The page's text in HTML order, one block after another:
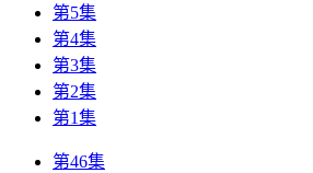
第5集
第4集
第3集
第2集
第1集
第46集